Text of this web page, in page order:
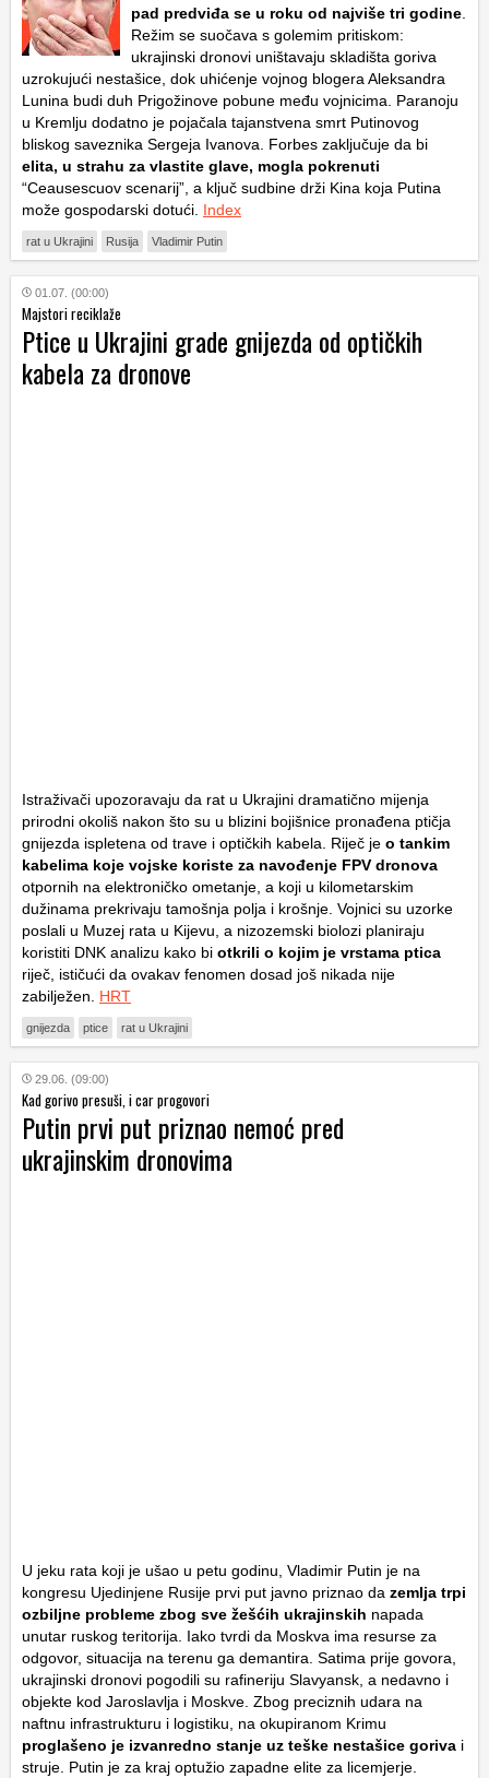
pad predviđa se u roku od najviše tri godine
Režim se suočava s golemim pritiskom:
ukrajinski dronovi uništavaju skladišta goriva
uzrokujući nestašice, dok uhićenje vojnog blogera Aleksandra
Lunina budi duh Prigožinove pobune među vojnicima. Paranoju
u Kremlju dodatno je pojačala tajanstvena smrt Putinovog
bliskog saveznika Sergeja Ivanova. Forbes zaključuje da bi
elita, u strahu za vlastite glave, mogla pokrenuti
“Ceausescuov scenarij”, a ključ sudbine drži Kina koja Putina
može gospodarski dotući. Index
rat u Ukrajini Rusija Vladimir Putin
01.07. (00:00)
Majstori reciklaže
Ptice u Ukrajini grade gnijezda od optičkih
kabela za dronove
Istraživači upozoravaju da rat u Ukrajini dramatično mijenja
prirodni okoliš nakon što su u blizini bojišnice pronađena ptičja
gnijezda ispletena od trave i optičkih kabela. Riječ je o tankim
kabelima koje vojske koriste za navođenje FPV dronova
otpornih na elektroničko ometanje, a koji u kilometarskim
dužinama prekrivaju tamošnja polja i krošnje. Vojnici su uzorke
poslali u Muzej rata u Kijevu, a nizozemski biolozi planiraju
koristiti DNK analizu kako bi otkrili o kojim je vrstama ptica
riječ, ističući da ovakav fenomen dosad još nikada nije
zabilježen. HRT
gnijezda ptice rat u Ukrajini
29.06. (09:00)
Kad gorivo presuši, i car progovori
Putin prvi put priznao nemoć pred
ukrajinskim dronovima
U jeku rata koji je ušao u petu godinu, Vladimir Putin je na
kongresu Ujedinjene Rusije prvi put javno priznao da zemlja trpi
ozbiljne probleme zbog sve žešćih ukrajinskih napada
unutar ruskog teritorija. Iako tvrdi da Moskva ima resurse za
odgovor, situacija na terenu ga demantira. Satima prije govora,
ukrajinski dronovi pogodili su rafineriju Slavyansk, a nedavno i
objekte kod Jaroslavlja i Moskve. Zbog preciznih udara na
naftnu infrastrukturu i logistiku, na okupiranom Krimu
proglašeno je izvanredno stanje uz teške nestašice goriva i
struje. Putin je za kraj optužio zapadne elite za licemjerje.